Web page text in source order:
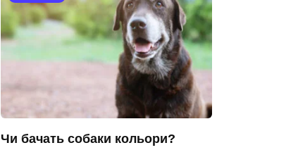
Чи бачать собаки кольори?